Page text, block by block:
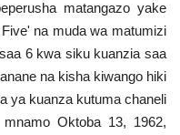
matangazo yake
na muda wa matumizi
6 kwa siku kuanzia saa
na kisha kiwango hiki
ya kuanza kutuma chaneli
Oktoba 13, 1962,